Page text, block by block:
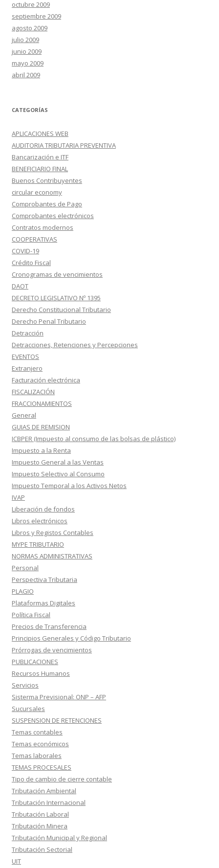
octubre 2009
septiembre 2009
agosto 2009
julio 2009
junio 2009
mayo 2009
abril 2009
CATEGORÍAS
APLICACIONES WEB
AUDITORIA TRIBUTARIA PREVENTIVA
Bancarización e ITF
BENEFICIARIO FINAL
Buenos Contribuyentes
circular economy
Comprobantes de Pago
Comprobantes electrónicos
Contratos modernos
COOPERATIVAS
COVID-19
Crédito Fiscal
Cronogramas de vencimientos
DAOT
DECRETO LEGISLATIVO Nº 1395
Derecho Constitucional Tributario
Derecho Penal Tributario
Detracción
Detracciones, Retenciones y Percepciones
EVENTOS
Extranjero
Facturación electrónica
FISCALIZACIÓN
FRACCIONAMIENTOS
General
GUIAS DE REMISION
ICBPER (Impuesto al consumo de las bolsas de plástico)
Impuesto a la Renta
Impuesto General a las Ventas
Impuesto Selectivo al Consumo
Impuesto Temporal a los Activos Netos
IVAP
Liberación de fondos
Libros electrónicos
Libros y Registos Contables
MYPE TRIBUTARIO
NORMAS ADMINISTRATIVAS
Personal
Perspectiva Tributaria
PLAGIO
Plataformas Digitales
Política Fiscal
Precios de Transferencia
Principios Generales y Código Tributario
Prórrogas de vencimientos
PUBLICACIONES
Recursos Humanos
Servicios
Sisterma Previsional: ONP – AFP
Sucursales
SUSPENSION DE RETENCIONES
Temas contables
Temas económicos
Temas laborales
TEMAS PROCESALES
Tipo de cambio de cierre contable
Tributación Ambiental
Tributación Internacional
Tributación Laboral
Tributación Minera
Tributación Municipal y Regional
Tributación Sectorial
UIT